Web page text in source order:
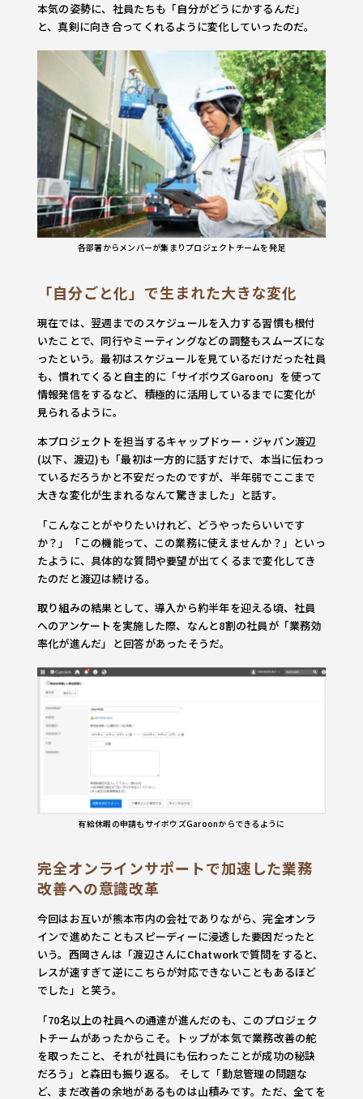
本気の姿勢に、社員たちも「自分がどうにかするんだ」
と、真剣に向き合ってくれるように変化していったのだ。
各部署からメンバーが集まりプロジェクトチームを発足
「自分ごと化」で生まれた大きな変化
現在では、翌週までのスケジュールを入力する習慣も根付
いたことで、同行やミーティングなどの調整もスムーズにな
ったという。最初はスケジュールを見ているだけだった社員
も、慣れてくると自主的に「サイボウズGaroon」を使って
情報発信をするなど、積極的に活用しているまでに変化が
見られるように。
本プロジェクトを担当するキャップドゥー・ジャパン渡辺
(以下、渡辺)も「最初は一方的に話すだけで、本当に伝わっ
ているだろうかと不安だったのですが、半年弱でここまで
大きな変化が生まれるなんて驚きました」と話す。
「こんなことがやりたいけれど、どうやったらいいです
か？」「この機能って、この業務に使えませんか？」といっ
たように、具体的な質問や要望が出てくるまで変化してき
たのだと渡辺は続ける。
取り組みの結果として、導入から約半年を迎える頃、社員
へのアンケートを実施した際、なんと8割の社員が「業務効
率化が進んだ」と回答があったそうだ。
有給休暇の申請もサイボウズGaroonからできるように
完全オンラインサポートで加速した業務
改善への意識改革
今回はお互いが熊本市内の会社でありながら、完全オンラ
インで進めたこともスピーディーに浸透した要因だったと
いう。西岡さんは「渡辺さんにChatworkで質問をすると、
レスが速すぎて逆にこちらが対応できないこともあるほど
でした」と笑う。
「70名以上の社員への通達が進んだのも、このプロジェク
トチームがあったからこそ。トップが本気で業務改善の舵
を取ったこと、それが社員にも伝わったことが成功の秘訣
だろう」と森田も振り返る。 そして「勤怠管理の問題な
ど、まだ改善の余地があるものは山積みです。ただ、全てを